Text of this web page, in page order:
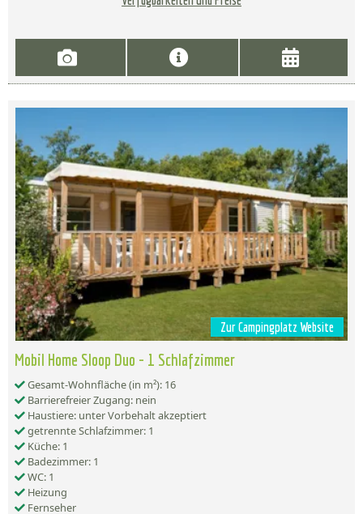
Zur Campingplatz Website
Mobil Home Sloop Duo - 1 Schlafzimmer
Gesamt-Wohnfläche (in m²): 16
Barrierefreier Zugang: nein
Haustiere: unter Vorbehalt akzeptiert
getrennte Schlafzimmer: 1
Küche: 1
Badezimmer: 1
WC: 1
Heizung
Fernseher